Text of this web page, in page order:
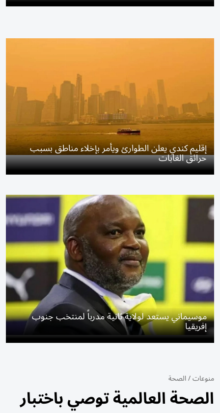
إقليم كندي يعلن الطوارئ ويأمر بإخلاء مناطق بسبب
حرائق الغابات
موسيماني يستعد لولاية ثانية مدرباً لمنتخب جنوب
إفريقيا
منوعات/الصحة
الصحة العالمية توصي باختبار